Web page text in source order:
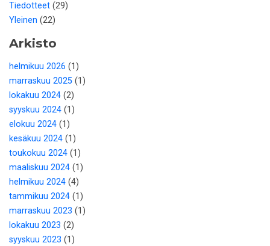
Tiedotteet (29)
Yleinen (22)
Arkisto
helmikuu 2026 (1)
marraskuu 2025 (1)
lokakuu 2024 (2)
syyskuu 2024 (1)
elokuu 2024 (1)
kesäkuu 2024 (1)
toukokuu 2024 (1)
maaliskuu 2024 (1)
helmikuu 2024 (4)
tammikuu 2024 (1)
marraskuu 2023 (1)
lokakuu 2023 (2)
syyskuu 2023 (1)